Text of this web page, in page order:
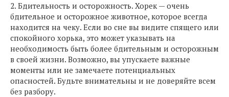
2. Бдительность и осторожность. Хорек — очень
бдительное и осторожное животное, которое всегда
находится на чеку. Если во сне вы видите спящего или
спокойного хорька, это может указывать на
необходимость быть более бдительным и осторожным
в своей жизни. Возможно, вы упускаете важные
моменты или не замечаете потенциальных
опасностей. Будьте внимательны и не доверяйте всем
без разбору.